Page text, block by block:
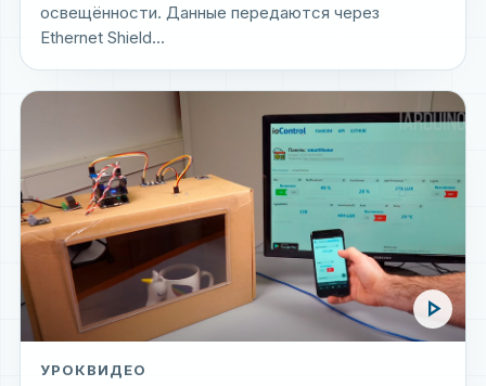
освещённости. Данные передаются через
Ethernet Shield...
play_arrow
УРОКВИДЕО